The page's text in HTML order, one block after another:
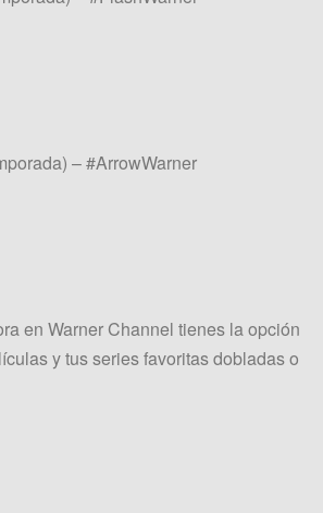
– #ArrowWarner
en Warner Channel tienes la opción
y tus series favoritas dobladas o